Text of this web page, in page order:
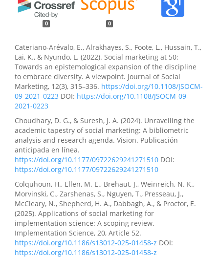
0 0
Cateriano-Arévalo, E., Alrakhayes, S., Foote, L., Hussain, T.,
Lai, K., & Nyundo, L. (2022). Social marketing at 50:
Towards an epistemological expansion of the discipline
to embrace diversity. A viewpoint. Journal of Social
Marketing, 12(3), 315–336. https://doi.org/10.1108/JSOCM-
09-2021-0223 DOI: https://doi.org/10.1108/JSOCM-09-
2021-0223
Choudhary, D. G., & Suresh, J. A. (2024). Unravelling the
academic tapestry of social marketing: A bibliometric
analysis and research agenda. Vision. Publicación
anticipada en línea.
https://doi.org/10.1177/09722629241271510 DOI:
https://doi.org/10.1177/09722629241271510
Colquhoun, H., Ellen, M. E., Brehaut, J., Weinreich, N. K.,
Morvinski, C., Zarshenas, S., Nguyen, T., Presseau, J.,
McCleary, N., Shepherd, H. A., Dabbagh, A., & Proctor, E.
(2025). Applications of social marketing for
implementation science: A scoping review.
Implementation Science, 20, Article 52.
https://doi.org/10.1186/s13012-025-01458-z DOI:
https://doi.org/10.1186/s13012-025-01458-z